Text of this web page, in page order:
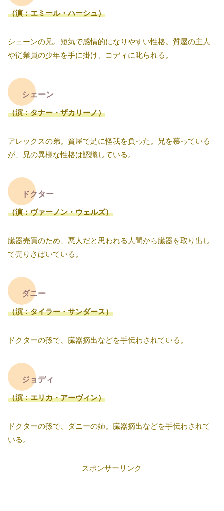
（演：エミール・ハーシュ）
シェーンの兄。短気で感情的になりやすい性格。質屋の主人
や従業員の少年を手に掛け、コディに叱られる。
シェーン
（演：タナー・ザカリーノ）
アレックスの弟。質屋で足に怪我を負った。兄を慕っている
が、兄の異様な性格は認識している。
ドクター
（演：ヴァーノン・ウェルズ）
臓器売買のため、悪人だと思われる人間から臓器を取り出し
て売りさばいている。
ダニー
（演：タイラー・サンダース）
ドクターの孫で、臓器摘出などを手伝わされている。
ジョディ
（演：エリカ・アーヴィン）
ドクターの孫で、ダニーの姉。臓器摘出などを手伝わされて
いる。
スポンサーリンク